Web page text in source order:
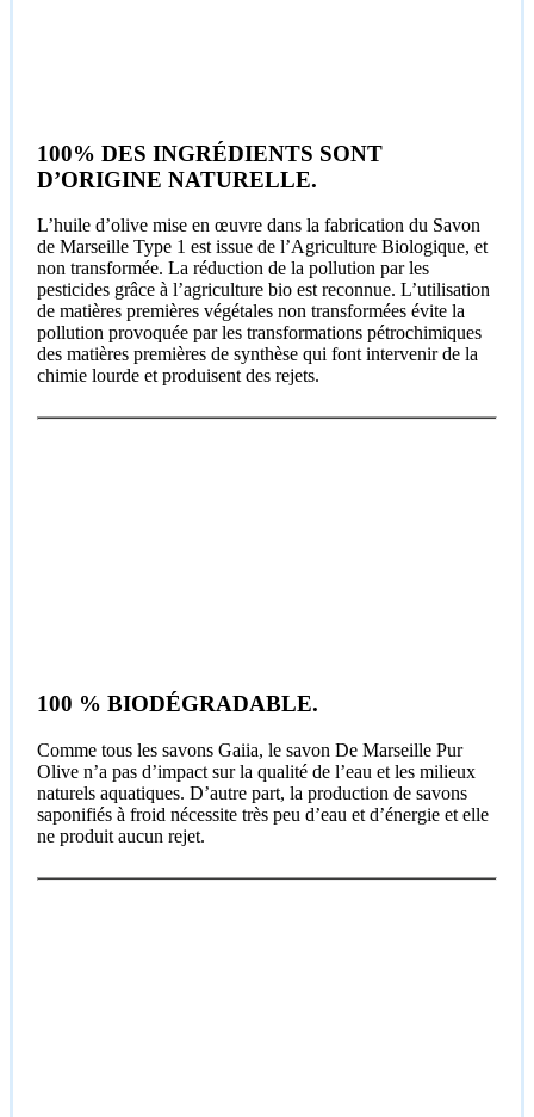
100% DES INGRÉDIENTS SONT
D’ORIGINE NATURELLE.
L’huile d’olive mise en œuvre dans la fabrication du Savon
de Marseille Type 1 est issue de l’Agriculture Biologique, et
non transformée. La réduction de la pollution par les
pesticides grâce à l’agriculture bio est reconnue. L’utilisation
de matières premières végétales non transformées évite la
pollution provoquée par les transformations pétrochimiques
des matières premières de synthèse qui font intervenir de la
chimie lourde et produisent des rejets.
100 % BIODÉGRADABLE.
Comme tous les savons Gaiia, le savon De Marseille Pur
Olive n’a pas d’impact sur la qualité de l’eau et les milieux
naturels aquatiques. D’autre part, la production de savons
saponifiés à froid nécessite très peu d’eau et d’énergie et elle
ne produit aucun rejet.